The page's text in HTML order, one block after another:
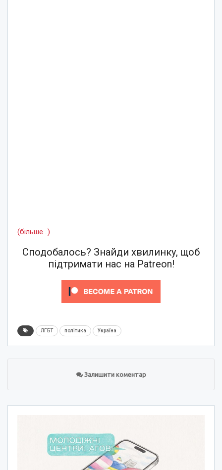
(більше…)
Сподобалось? Знайди хвилинку, щоб
підтримати нас на Patreon!
ЛГБТ політика Україна
Залишити коментар